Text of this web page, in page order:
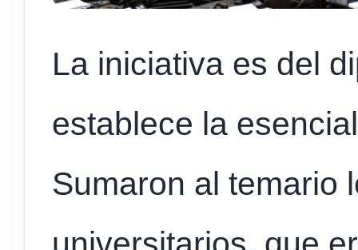
La iniciativa es del
establece la
Sumaron al temario